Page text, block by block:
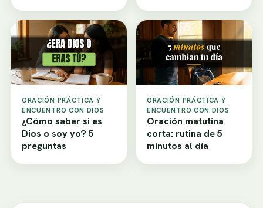
ORACIÓN PRÁCTICA Y
ENCUENTRO CON DIOS
¿Cómo saber si es
Dios o soy yo? 5
preguntas
ORACIÓN PRÁCTICA Y
ENCUENTRO CON DIOS
Oración matutina
corta: rutina de 5
minutos al día